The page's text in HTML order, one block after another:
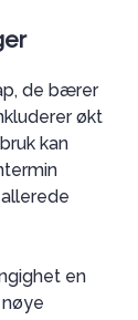
de bærer
økt
kan
en